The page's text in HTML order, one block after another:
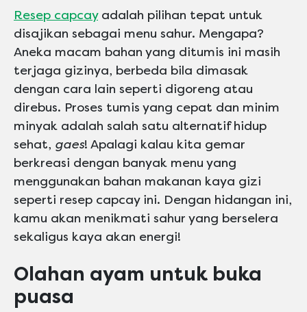
Resep capcayadalah pilihan tepat untuk
disajikan sebagai menu sahur. Mengapa?
Aneka macam bahan yang ditumis ini masih
terjaga gizinya, berbeda bila dimasak
dengan cara lain seperti digoreng atau
direbus. Proses tumis yang cepat dan minim
minyak adalah salah satu alternatif hidup
sehat, gaes! Apalagi kalau kita gemar
berkreasi dengan banyak menu yang
menggunakan bahan makanan kaya gizi
seperti resep capcay ini. Dengan hidangan ini,
kamu akan menikmati sahur yang berselera
sekaligus kaya akan energi!
Olahan ayam untuk buka
puasa